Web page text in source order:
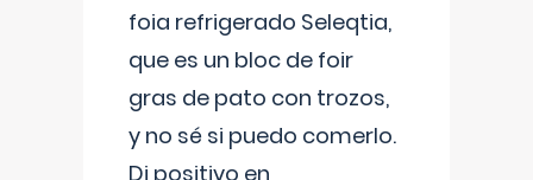
foia refrigerado Seleqtia,
que es un bloc de foir
gras de pato con trozos,
y no sé si puedo comerlo.
Di positivo en